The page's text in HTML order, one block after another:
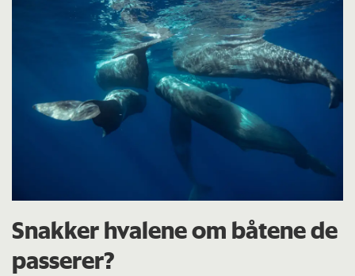
Snakker hvalene om båtene de
passerer?